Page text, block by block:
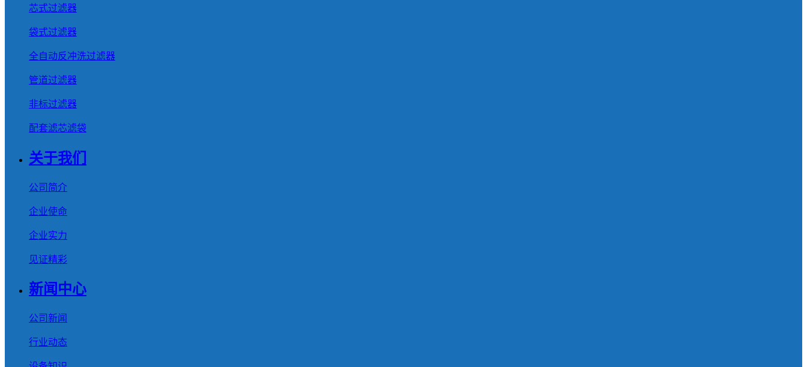
芯式过滤器
袋式过滤器
全自动反冲洗过滤器
管道过滤器
非标过滤器
配套滤芯滤袋
关于我们
公司简介
企业使命
企业实力
见证精彩
新闻中心
公司新闻
行业动态